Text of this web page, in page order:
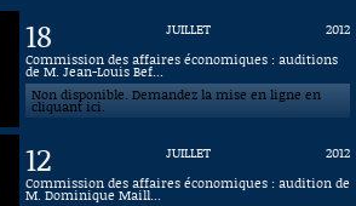
Commissions
Présidence
Histoire
18 JUILLET
2012
Commission des affaires économiques : auditions
de M. Jean-Louis Bef...
Non disponible. Demandez la mise en ligne en
cliquant ici.
12 JUILLET
2012
Commission des affaires économiques : audition de
M. Dominique Maill...